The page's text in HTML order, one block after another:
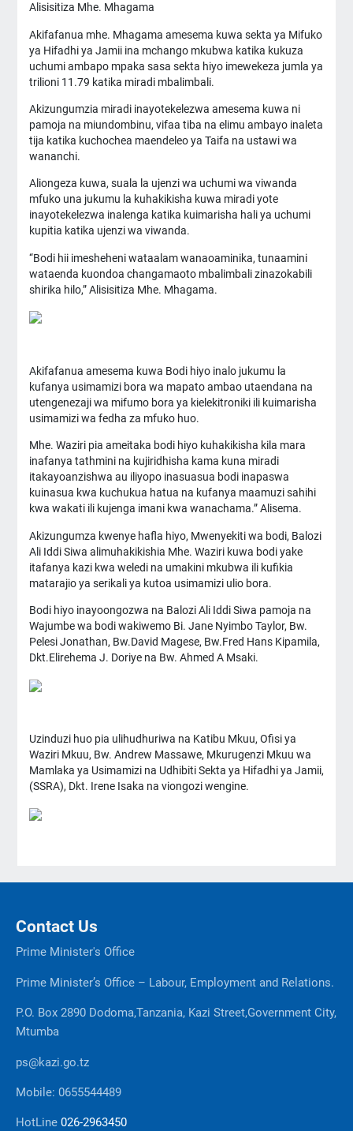
Alisisitiza Mhe. Mhagama
Akifafanua mhe. Mhagama amesema kuwa sekta ya Mifuko
ya Hifadhi ya Jamii ina mchango mkubwa katika kukuza
uchumi ambapo mpaka sasa sekta hiyo imewekeza jumla ya
trilioni 11.79 katika miradi mbalimbali.
Akizungumzia miradi inayotekelezwa amesema kuwa ni
pamoja na miundombinu, vifaa tiba na elimu ambayo inaleta
tija katika kuchochea maendeleo ya Taifa na ustawi wa
wananchi.
Aliongeza kuwa, suala la ujenzi wa uchumi wa viwanda
mfuko una jukumu la kuhakikisha kuwa miradi yote
inayotekelezwa inalenga katika kuimarisha hali ya uchumi
kupitia katika ujenzi wa viwanda.
“Bodi hii imesheheni wataalam wanaoaminika, tunaamini
wataenda kuondoa changamaoto mbalimbali zinazokabili
shirika hilo,” Alisisitiza Mhe. Mhagama.
Akifafanua amesema kuwa Bodi hiyo inalo jukumu la
kufanya usimamizi bora wa mapato ambao utaendana na
utengenezaji wa mifumo bora ya kielekitroniki ili kuimarisha
usimamizi wa fedha za mfuko huo.
Mhe. Waziri pia ameitaka bodi hiyo kuhakikisha kila mara
inafanya tathmini na kujiridhisha kama kuna miradi
itakayoanzishwa au iliyopo inasuasua bodi inapaswa
kuinasua kwa kuchukua hatua na kufanya maamuzi sahihi
kwa wakati ili kujenga imani kwa wanachama.” Alisema.
Akizungumza kwenye hafla hiyo, Mwenyekiti wa bodi, Balozi
Ali Iddi Siwa alimuhakikishia Mhe. Waziri kuwa bodi yake
itafanya kazi kwa weledi na umakini mkubwa ili kufikia
matarajio ya serikali ya kutoa usimamizi ulio bora.
Bodi hiyo inayoongozwa na Balozi Ali Iddi Siwa pamoja na
Wajumbe wa bodi wakiwemo Bi. Jane Nyimbo Taylor, Bw.
Pelesi Jonathan, Bw.David Magese, Bw.Fred Hans Kipamila,
Dkt.Elirehema J. Doriye na Bw. Ahmed A Msaki.
Uzinduzi huo pia ulihudhuriwa na Katibu Mkuu, Ofisi ya
Waziri Mkuu, Bw. Andrew Massawe, Mkurugenzi Mkuu wa
Mamlaka ya Usimamizi na Udhibiti Sekta ya Hifadhi ya Jamii,
(SSRA), Dkt. Irene Isaka na viongozi wengine.
Contact Us
Prime Minister's Office
Prime Minister’s Office – Labour, Employment and Relations.
P.O. Box 2890 Dodoma,Tanzania, Kazi Street,Government City,
Mtumba
ps@kazi.go.tz
Mobile: 0655544489
HotLine 026-2963450